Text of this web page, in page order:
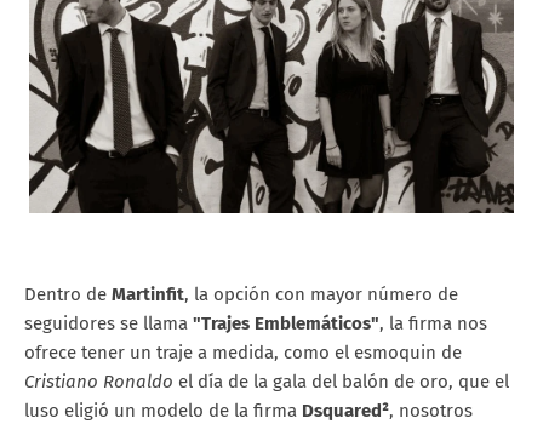
Dentro de Martinfit, la opción con mayor número de
seguidores se llama "Trajes Emblemáticos", la firma nos
ofrece tener un traje a medida, como el esmoquin de
Cristiano Ronaldo el día de la gala del balón de oro, que el
luso eligió un modelo de la firma Dsquared², nosotros